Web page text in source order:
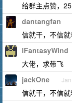
给群主点赞，
dantangfan
信就干，不信
iFantasyWind
大佬，求带飞
jackOne
信就干，不信